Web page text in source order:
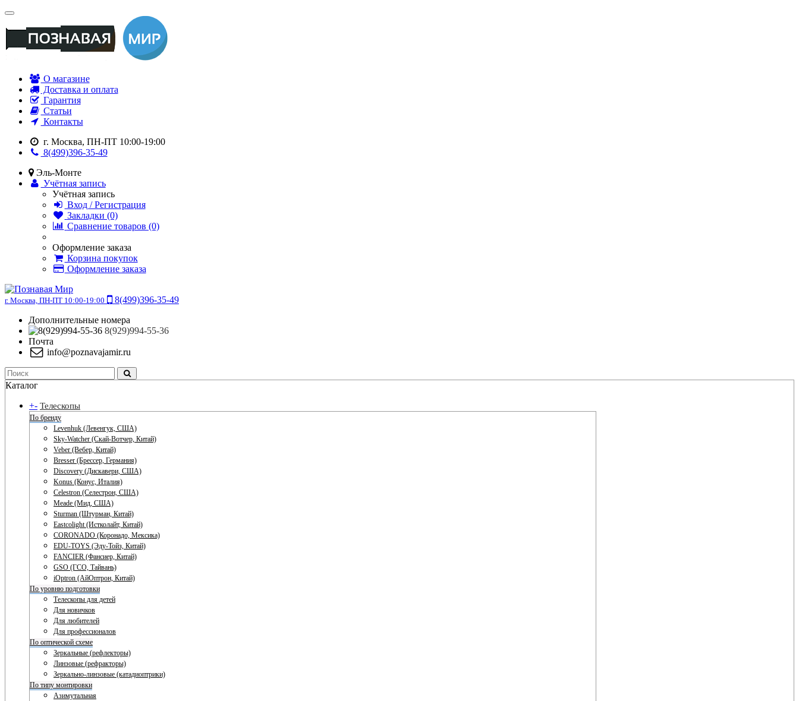
О магазине
Доставка и оплата
Гарантия
Статьи
Контакты
г. Москва, ПН-ПТ 10:00-19:00
8(499)396-35-49
Эль-Монте
Учётная запись
Учётная запись
Вход / Регистрация
Закладки (0)
Сравнение товаров (0)
Оформление заказа
Корзина покупок
Оформление заказа
г. Москва, ПН-ПТ 10:00-19:00
8(499)396-35-49
Дополнительные номера
8(929)994-55-36
Почта
info@poznavajamir.ru
Каталог
+- Телескопы
По бренду
Levenhuk (Левенгук, США)
Sky-Watcher (Скай-Вотчер, Китай)
Veber (Вебер, Китай)
Bresser (Брессер, Германия)
Discovery (Дискавери, США)
Konus (Конус, Италия)
Celestron (Селестрон, США)
Meade (Мид, США)
Sturman (Штурман, Китай)
Eastcolight (Истколайт, Китай)
CORONADO (Коронадо, Мексика)
EDU-TOYS (Эду-Тойз, Китай)
FANCIER (Фансиер, Китай)
GSO (ГСО, Тайвань)
iOptron (АйОптрон, Китай)
По уровню подготовки
Телескопы для детей
Для новичков
Для любителей
Для профессионалов
По оптической схеме
Зеркальные (рефлекторы)
Линзовые (рефракторы)
Зеркально-линзовые (катадиоптрики)
По типу монтировки
Азимутальная